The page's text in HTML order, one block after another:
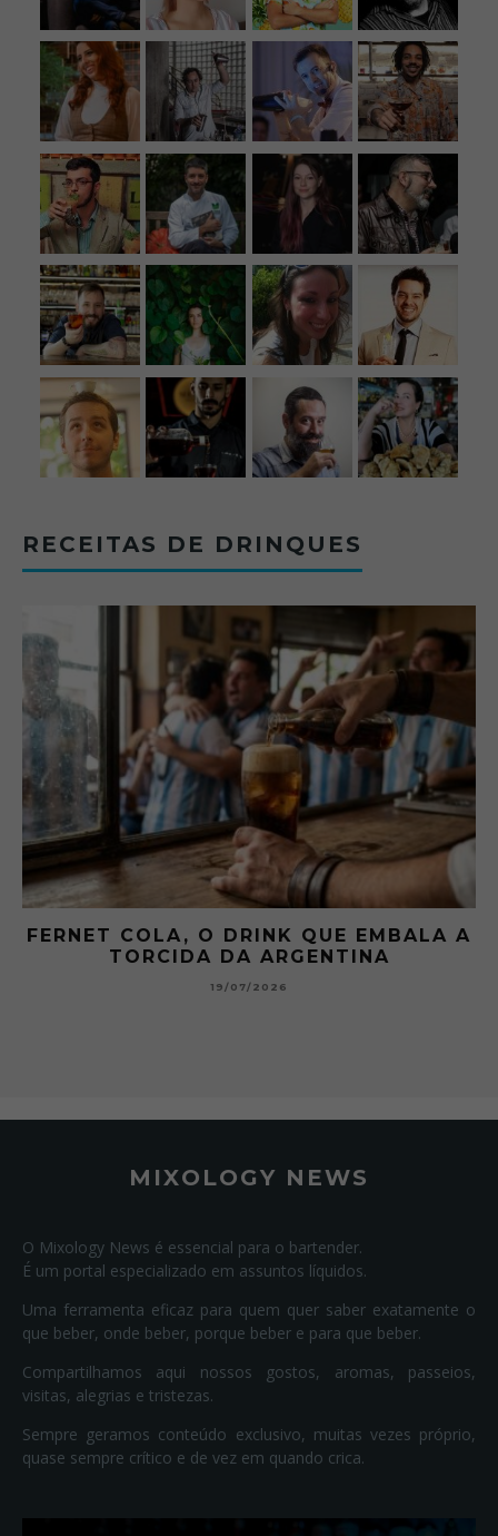
RECEITAS DE DRINQUES
FERNET COLA, O DRINK QUE EMBALA A
TORCIDA DA ARGENTINA
19/07/2026
MIXOLOGY NEWS
O Mixology News é essencial para o bartender.
É um portal especializado em assuntos líquidos.
Uma ferramenta eficaz para quem quer saber exatamente o
que beber, onde beber, porque beber e para que beber.
Compartilhamos aqui nossos gostos, aromas, passeios,
visitas, alegrias e tristezas.
Sempre geramos conteúdo exclusivo, muitas vezes próprio,
quase sempre crítico e de vez em quando crica.